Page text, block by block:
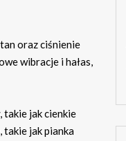
oraz ciśnienie
wibracje i hałas,
takie jak cienkie
takie jak pianka